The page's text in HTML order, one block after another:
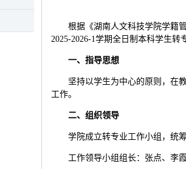
根据《湖南人文科技学院学籍
2025-2026-1学期全日制本科学生
一、指导思想
坚持以学生为中心的原则，在
工作。
二、组织领导
学院成立转专业工作小组，统
工作领导小组组长：张点、李